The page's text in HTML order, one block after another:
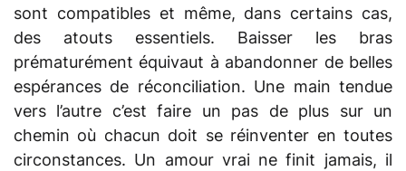
sont compatibles et même, dans certains cas,
des atouts essentiels. Baisser les bras
prématurément équivaut à abandonner de belles
espérances de réconciliation. Une main tendue
vers l’autre c’est faire un pas de plus sur un
chemin où chacun doit se réinventer en toutes
circonstances. Un amour vrai ne finit jamais, il